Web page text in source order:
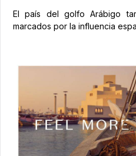
El país del golfo Arábigo
marcados por la influencia